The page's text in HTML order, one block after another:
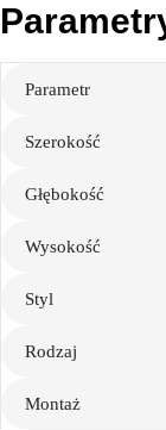
Parametr
Szerokość
Głębokość
Wysokość
Styl
Rodzaj
Montaż